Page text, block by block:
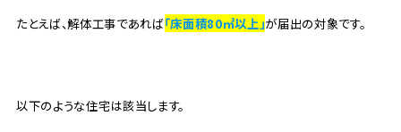
たとえば、解体工事であれば「床面積80㎡以上」が届出の対象です。
以下のような住宅は該当します。